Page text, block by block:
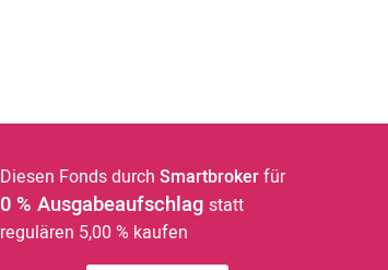
Diesen Fonds durch Smartbrokerfür
0 % Ausgabeaufschlag statt
regulären 5,00 % kaufen